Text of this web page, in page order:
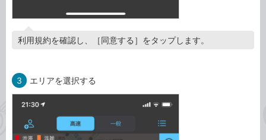
利用規約を確認し、［同意する］をタップします。
3 エリアを選択する